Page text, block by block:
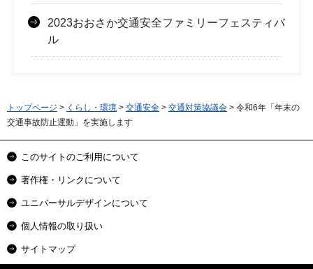
2023おおさか交通安全ファミリーフェスティバ
ル
トップページ > くらし・環境 > 交通安全 > 交通対策協議会 > 令和6年「年末の
交通事故防止運動」を実施します
このサイトのご利用について
著作権・リンクについて
ユニバーサルデザインについて
個人情報の取り扱い
サイトマップ